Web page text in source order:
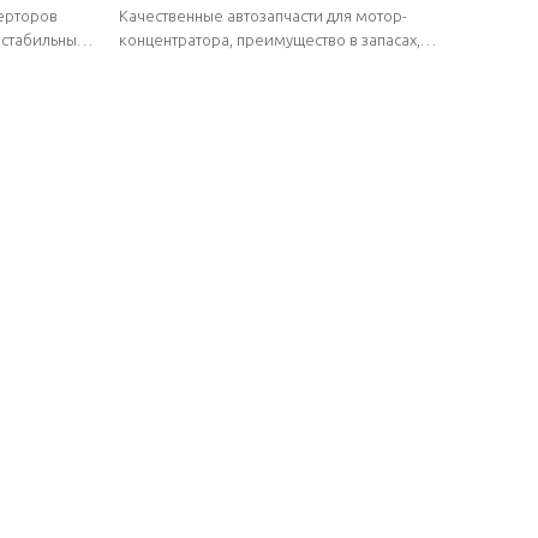
|
устойчивый к коррозии, легкий |
Автозапчасти для кузова Wuling
Качественные автозапчасти для мотор-
концентратора, преимущество в запасах,